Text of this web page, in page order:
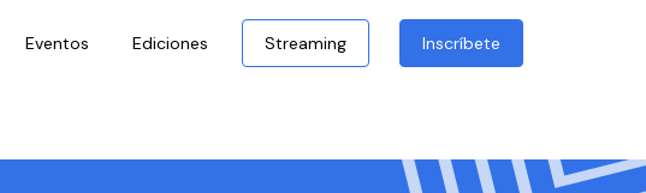
Eventos Ediciones Streaming Inscríbete